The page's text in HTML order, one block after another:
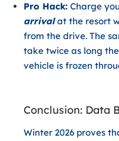
Pro Hack: Charge
arrivalat the resort
from the drive. The
take twice as long
vehicle is frozen
Conclusion: Data
Winter 2026 proves